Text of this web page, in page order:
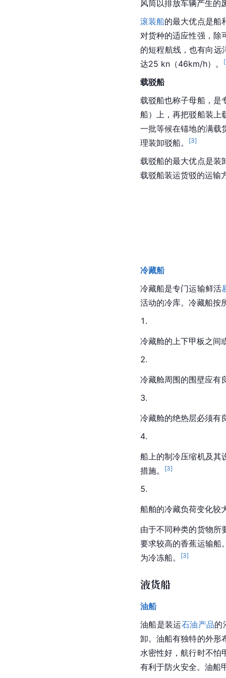
风筒以排放车辆产生的
滚装船的最大优点是船
对货种的适应性强，除
的短程航线，也有向
达25 kn（46km/h）。
[
载驳船
载驳船也称子母船，是
船）上，再把驳船装上
一批等候在锚地的满载
理装卸驳船。
[3]
载驳船的最大优点是装
载驳船装运货驳的运输
冷藏船
冷藏船是专门运输鲜活
活动的冷库。冷藏船按
冷藏舱的上下甲板之间
冷藏舱周围的围壁应有
冷藏舱的绝热层必须有
船上的制冷压缩机及其
措施。
[3]
船舶的冷藏负荷变化较
由于不同种类的货物所
要求较高的香蕉运输船
为冷冻船。
[3]
液货船
油船
油船是装运石油产品的
卸。油船有独特的外形
水密性好，航行时不怕
有利于防火安全。油船